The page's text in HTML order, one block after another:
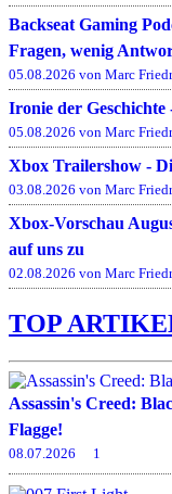
Backseat Gaming
Fragen, wenig
05.08.2026 von Marc
Ironie der
05.08.2026 von Marc
Xbox Trailershow -
03.08.2026 von Marc
Xbox-Vorschau
auf uns zu
02.08.2026 von Marc
TOP
Assassin's Creed:
Flagge!
08.07.2026 1